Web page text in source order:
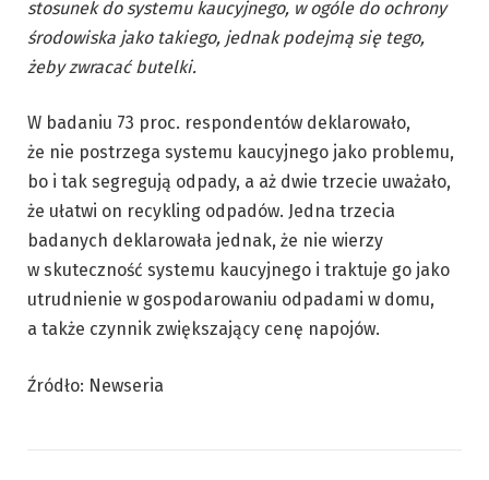
stosunek do systemu kaucyjnego, w ogóle do ochrony
środowiska jako takiego, jednak podejmą się tego,
żebyzwracaćbutelki.
W badaniu 73 proc. respondentów deklarowało,
że nie postrzega systemu kaucyjnego jako problemu,
bo i tak segregują odpady, a aż dwie trzecie uważało,
że ułatwi on recykling odpadów. Jedna trzecia
badanych deklarowała jednak, że nie wierzy
w skuteczność systemu kaucyjnego i traktuje go jako
utrudnienie w gospodarowaniu odpadami w domu,
a także czynnik zwiększający cenę napojów.
Źródło: Newseria